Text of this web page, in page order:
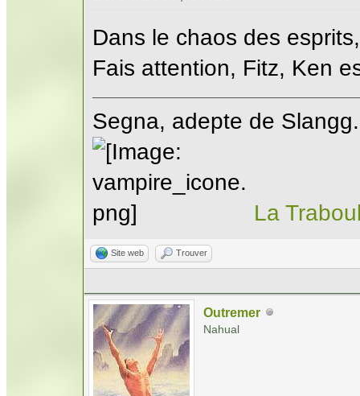
Dans le chaos des
Fais attention, Fitz, Ken
Segna, adepte de
La
Site web Trouver
Outremer
Nahual